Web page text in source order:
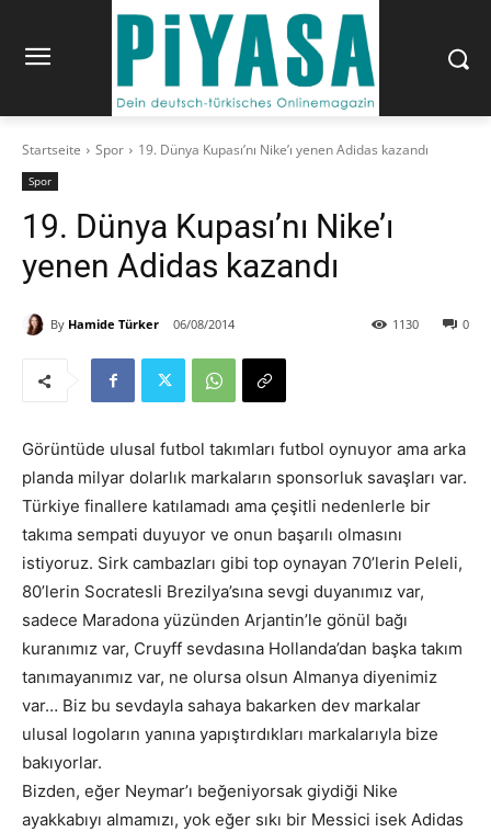
Startseite Spor 19. Dünya Kupası’nı Nike’ı yenen Adidas kazandı
Spor
19. Dünya Kupası’nı Nike’ı
yenen Adidas kazandı
By Hamide Türker 06/08/2014 0
1130
Görüntüde ulusal futbol takımları futbol oynuyor ama arka
planda milyar dolarlık markaların sponsorluk savaşları var.
Türkiye finallere katılamadı ama çeşitli nedenlerle bir
takıma sempati duyuyor ve onun başarılı olmasını
istiyoruz. Sirk cambazları gibi top oynayan 70’lerin Peleli,
80’lerin Socratesli Brezilya’sına sevgi duyanımız var,
sadece Maradona yüzünden Arjantin’le gönül bağı
kuranımız var, Cruyff sevdasına Hollanda’dan başka takım
tanımayanımız var, ne olursa olsun Almanya diyenimiz
var… Biz bu sevdayla sahaya bakarken dev markalar
ulusal logoların yanına yapıştırdıkları markalarıyla bize
bakıyorlar.
Bizden, eğer Neymar’ı beğeniyorsak giydiği Nike
ayakkabıyı almamızı, yok eğer sıkı bir Messici isek Adidas